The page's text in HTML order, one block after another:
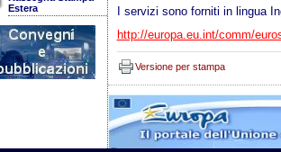
Estera
I servizi sono forniti in lingua
http://europa.eu.int/comm/
Versione per stampa